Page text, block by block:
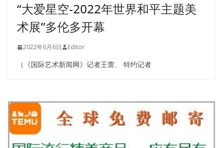
“大爱星空-2022年世界和平主题美
术展”多伦多开幕
2022年6月6日 Editor
（《国际艺术新闻网》记者王蕾、 特约记者